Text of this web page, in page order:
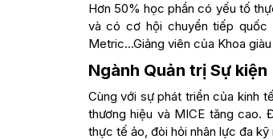
Hơn 50% học phần có yếu tố
và có cơ hội chuyển tiếp quốc
Metric…Giảng viên của Khoa
Ngành Quản trị Sự kiện
Cùng với sự phát triển của kinh
thương hiệu và MICE tăng cao.
thực tế ảo, đòi hỏi nhân lực đa kỹ